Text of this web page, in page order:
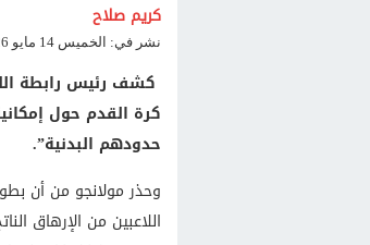
كريم صلاح
نشر في: الخميس 14 مايو 2026 - 1:16 م | آخر تحديث: الخميس 14 مايو 2026 - 1:24 م
كشف رئيس رابطة
كرة القدم حول
حدودهم البدنية”.
اللاعبين من الإرهاق